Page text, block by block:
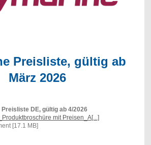
Preisliste, gültig ab
März 2026
DE, gültig ab 4/2026
mit Preisen_A[...]
[17.1 MB]